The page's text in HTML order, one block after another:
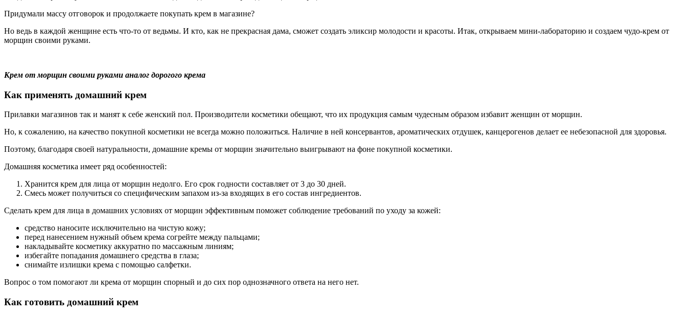
Придумали массу отговорок и продолжаете покупать крем в магазине?
Но ведь в каждой женщине есть что-то от ведьмы. И кто, как не прекрасная дама, сможет создать эликсир молодости и красоты. Итак, открываем мини-лабораторию и создаем чудо-крем от
морщин своими руками.
Крем от морщин своими руками аналог дорогого крема
Как применять домашний крем
Прилавки магазинов так и манят к себе женский пол. Производители косметики обещают, что их продукция самым чудесным образом избавит женщин от морщин.
Но, к сожалению, на качество покупной косметики не всегда можно положиться. Наличие в ней консервантов, ароматических отдушек, канцерогенов делает ее небезопасной для здоровья.
Поэтому, благодаря своей натуральности, домашние кремы от морщин значительно выигрывают на фоне покупной косметики.
Домашняя косметика имеет ряд особенностей:
Хранится крем для лица от морщин недолго. Его срок годности составляет от 3 до 30 дней.
Смесь может получиться со специфическим запахом из-за входящих в его состав ингредиентов.
Сделать крем для лица в домашних условиях от морщин эффективным поможет соблюдение требований по уходу за кожей:
средство наносите исключительно на чистую кожу;
перед нанесением нужный объем крема согрейте между пальцами;
накладывайте косметику аккуратно по массажным линиям;
избегайте попадания домашнего средства в глаза;
снимайте излишки крема с помощью салфетки.
Вопрос о том помогают ли крема от морщин спорный и до сих пор однозначного ответа на него нет.
Как готовить домашний крем